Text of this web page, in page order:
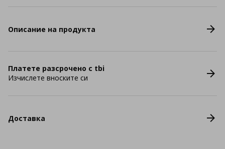
Описание на продукта
Платете разсрочено с tbi
Изчислете вноските си
Доставка